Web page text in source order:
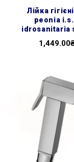
лійка гігієнічна
peonia
idrosanitaria